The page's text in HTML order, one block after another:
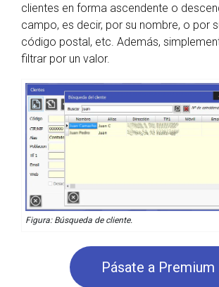
clientes en forma ascendente o
campo, es decir, por su nombre, o por
código postal, etc. Además,
filtrar por un valor.
Figura: Búsqueda de cliente.
Pásate a Premium